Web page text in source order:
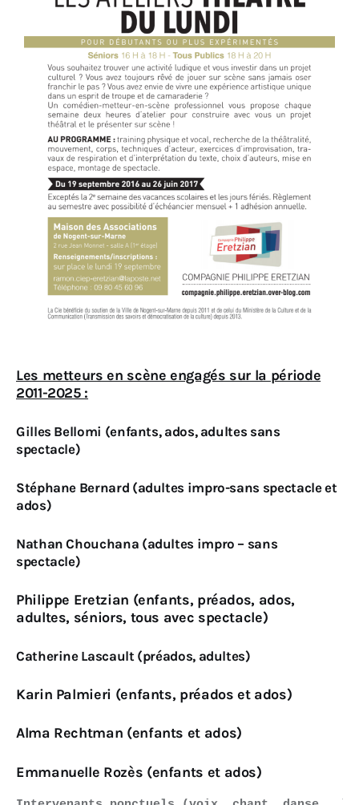
Les metteurs en scène engagés sur la période
2011-2025 :
Gilles Bellomi (enfants, ados, adultes sans
spectacle)
Stéphane Bernard (adultes impro-sans spectacle et
ados)
Nathan Chouchana (adultes impro – sans
spectacle)
Philippe Eretzian (enfants, préados, ados,
adultes, séniors, tous avec spectacle)
Catherine Lascault (préados, adultes)
Karin Palmieri (enfants, préados et ados)
Alma Rechtman (enfants et ados)
Emmanuelle Rozès (enfants et ados)